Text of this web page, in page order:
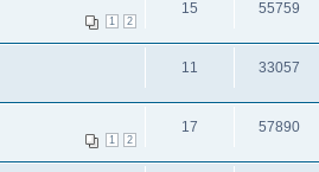
1 2
15 55759
11 33057
1 2
17 57890